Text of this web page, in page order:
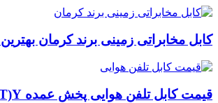
کابل مخابراتی زمینی برند کرمان
قیمت کابل تلفن هوایی پخش عمده JY(ST)Y